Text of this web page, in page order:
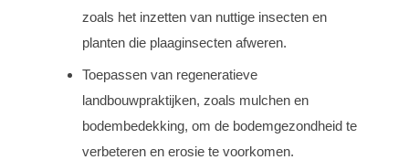
zoals het inzetten van nuttige insecten en
planten die plaaginsecten afweren.
Toepassen van regeneratieve
landbouwpraktijken, zoals mulchen en
bodembedekking, om de bodemgezondheid te
verbeteren en erosie te voorkomen.